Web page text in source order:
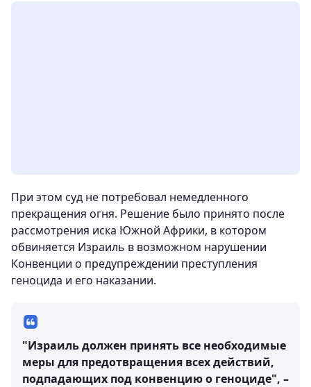
При этом суд не потребовал немедленного
прекращения огня. Решение было принято после
рассмотрения иска Южной Африки, в котором
обвиняется Израиль в возможном нарушении
Конвенции о предупреждении преступления
геноцида и его наказании.
"Израиль должен принять все необходимые
меры для предотвращения всех действий,
подпадающих под конвенцию о геноциде", –